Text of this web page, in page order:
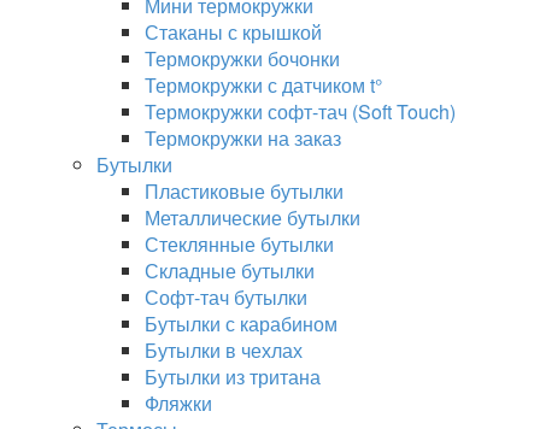
Стаканы с крышкой
Термокружки бочонки
Термокружки с датчиком t°
Термокружки софт-тач (Soft Touch)
Термокружки на заказ
Бутылки
Пластиковые бутылки
Металлические бутылки
Стеклянные бутылки
Складные бутылки
Софт-тач бутылки
Бутылки с карабином
Бутылки в чехлах
Бутылки из тритана
Фляжки